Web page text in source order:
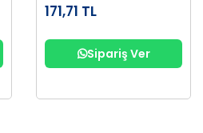
171,71 TL
Sipariş Ver